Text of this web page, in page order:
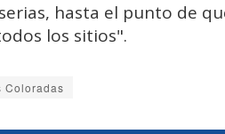
hasta el punto de
los sitios".
Coloradas